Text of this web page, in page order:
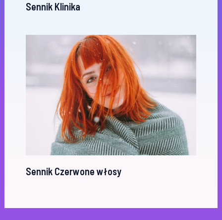
Sennik Klinika
Sennik Czerwone włosy